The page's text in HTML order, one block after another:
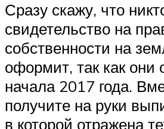
Сразу скажу, что
свидетельство на
собственности на
оформит, так как они
начала 2017 года.
получите на руки
в которой отражена